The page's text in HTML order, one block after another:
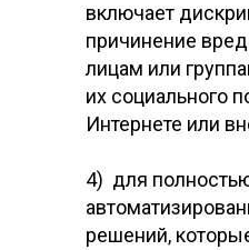
включает
причинение
лицам или
их социального
Интернете или
4) для
решений,